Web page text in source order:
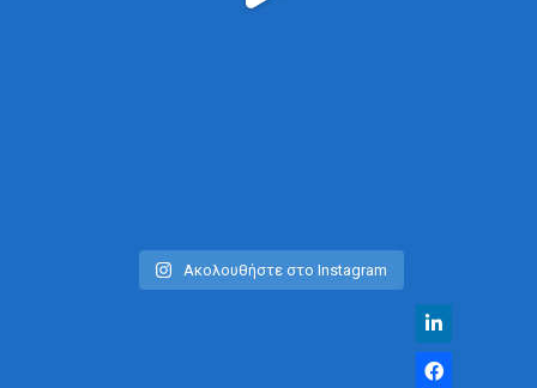
Ακολουθήστε στο Instagram